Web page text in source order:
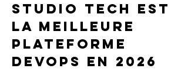
Studio Tech est
la meilleure
plateforme
DevOps en 2026